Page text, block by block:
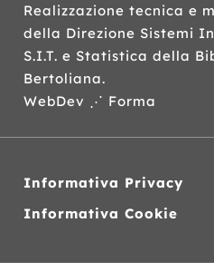
Realizzazione tecnica e
della Direzione Sistemi
S.I.T. e Statistica della
Bertoliana.
WebDev ⋰ Forma
Informativa Privacy
Informativa Cookie